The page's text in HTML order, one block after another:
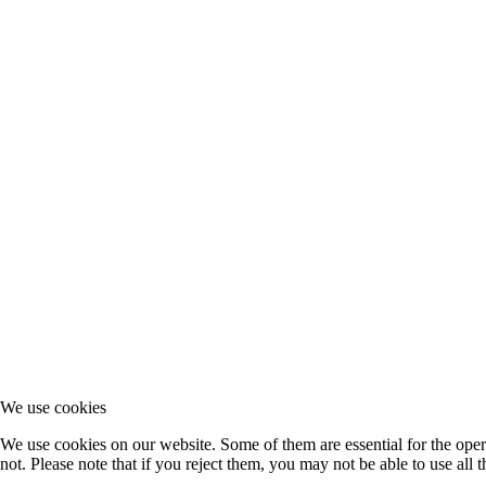
We use cookies
We use cookies on our website. Some of them are essential for the
not. Please note that if you reject them, you may not be able to use all